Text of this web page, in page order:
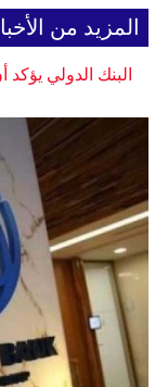
المزيد من
البنك الدولي